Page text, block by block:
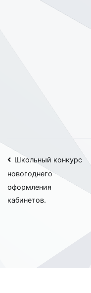
Навигация
по
записям
Школьный конкурс
новогоднего
оформления
кабинетов.